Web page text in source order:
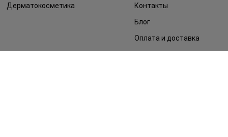
Дерматокосметика
Контакты
Блог
Оплата и доставка